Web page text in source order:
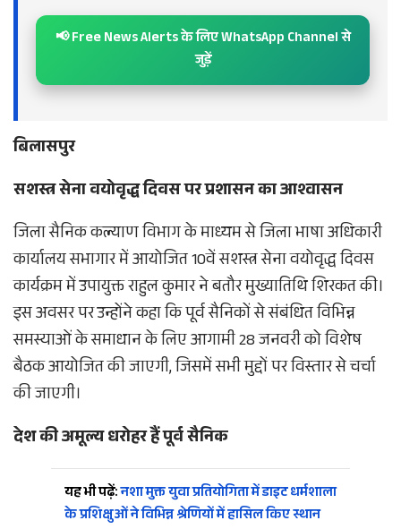
📢 Free News Alerts के लिए WhatsApp Channel से
जुड़ें
बिलासपुर
सशस्त्र सेना वयोवृद्ध दिवस पर प्रशासन का आश्वासन
जिला सैनिक कल्याण विभाग के माध्यम से जिला भाषा अधिकारी
कार्यालय सभागार में आयोजित 10वें सशस्त्र सेना वयोवृद्ध दिवस
कार्यक्रम में उपायुक्त राहुल कुमार ने बतौर मुख्यातिथि शिरकत की।
इस अवसर पर उन्होंने कहा कि पूर्व सैनिकों से संबंधित विभिन्न
समस्याओं के समाधान के लिए आगामी 28 जनवरी को विशेष
बैठक आयोजित की जाएगी, जिसमें सभी मुद्दों पर विस्तार से चर्चा
की जाएगी।
देश की अमूल्य धरोहर हैं पूर्व सैनिक
यह भी पढ़ें:नशा मुक्त युवा प्रतियोगिता में डाइट धर्मशाला
के प्रशिक्षुओं ने विभिन्न श्रेणियों में हासिल किए स्थान